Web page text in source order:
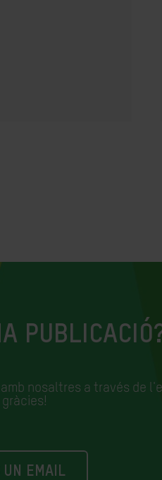
nosaltres a través de
UN EMAIL